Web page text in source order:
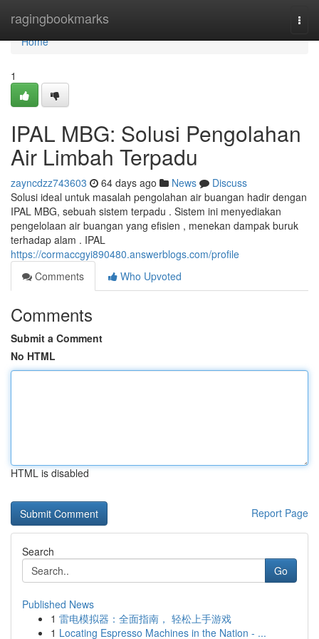
ragingbookmarks
Home
Home
1
IPAL MBG: Solusi Pengolahan
Air Limbah Terpadu
zayncdzz743603 64 days ago News
Discuss
Solusi ideal untuk masalah pengolahan air buangan hadir dengan
IPAL MBG, sebuah sistem terpadu . Sistem ini menyediakan
pengelolaan air buangan yang efisien , menekan dampak buruk
terhadap alam . IPAL
https://cormaccgyi890480.answerblogs.com/profile
Comments
Who Upvoted
Comments
Submit a Comment
No HTML
HTML is disabled
Report Page
Search
Go
Published News
1 雷电模拟器：全面指南， 轻松上手游戏
1 Locating Espresso Machines in the Nation - ...